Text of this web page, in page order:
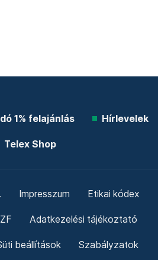
1% felajánlás Hírlevelek
Telex Shop
Impresszum Etikai kódex
Adatkezelési tájékoztató
beállítások Szabályzatok